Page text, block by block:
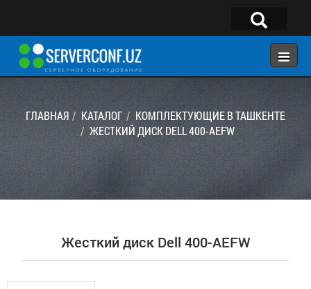
×
ГЛАВНАЯ
КОНФИГУРАТОР
КАТАЛОГ
УСЛУГИ
Telegram:@serverconf_uz
Тел: (90) 932-18-00
ГЛАВНАЯ КАТАЛОГ
КОМПЛЕКТУЮЩИЕ В ТАШКЕНТЕ
ЖЕСТКИЙ ДИСК DELL 400-AEFW
Жесткий диск Dell 400-AEFW